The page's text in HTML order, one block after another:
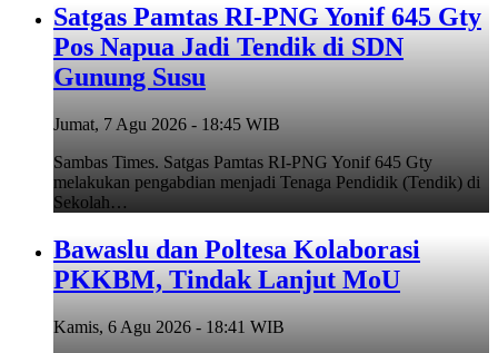
Satgas Pamtas RI-PNG Yonif 645 Gty
Pos Napua Jadi Tendik di SDN
Gunung Susu
Jumat, 7 Agu 2026 - 18:45 WIB
Sambas Times. Satgas Pamtas RI-PNG Yonif 645 Gty
melakukan pengabdian menjadi Tenaga Pendidik (Tendik) di
Sekolah…
Bawaslu dan Poltesa Kolaborasi
PKKBM, Tindak Lanjut MoU
Kamis, 6 Agu 2026 - 18:41 WIB